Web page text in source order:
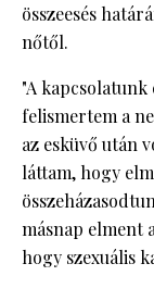
összeesés
nőtől.
"A
felismertem a
az esküvő után
láttam, hogy
másnap elment
hogy szexuális